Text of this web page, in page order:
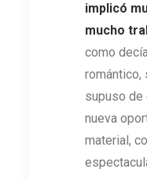
implicó
mucho
como
romántico,
supuso de
nueva
material,